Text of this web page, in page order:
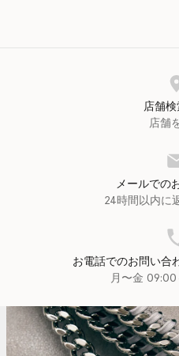
店舗
店舗
メールでの
24時間以内に
お電話でのお問い合
月〜金 09:00